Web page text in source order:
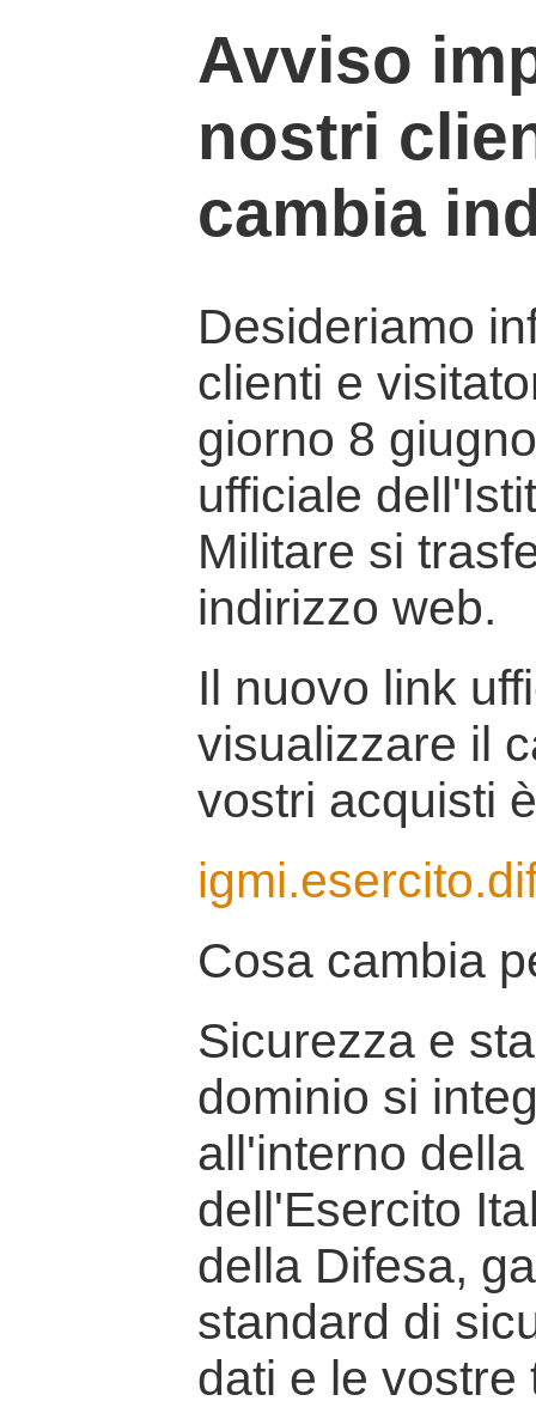
Avviso
nostri
cambia
Desideriamo
clienti e
giorno 8
ufficiale
Militare si
indirizzo web.
Il nuovo link
visualizzare il
vostri acquisti
Cosa cambia
Sicurezza e
dominio si
all'interno
dell'Esercito
della Difesa,
standard di
dati e le vostre